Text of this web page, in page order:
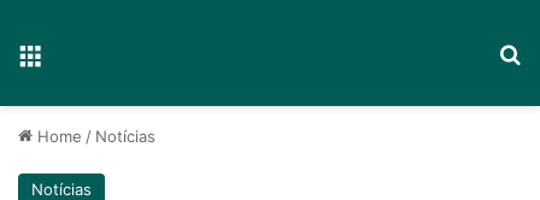
Home / Notícias
Notícias